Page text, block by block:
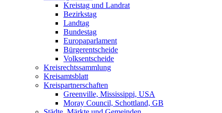
Kreistag und Landrat
Bezirkstag
Landtag
Bundestag
Europaparlament
Bürgerentscheide
Volksentscheide
Kreisrechtssammlung
Kreisamtsblatt
Kreispartnerschaften
Greenville, Mississippi, USA
Moray Council, Schottland, GB